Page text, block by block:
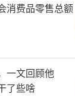
消费品零售总额
一文回顾他
了些啥